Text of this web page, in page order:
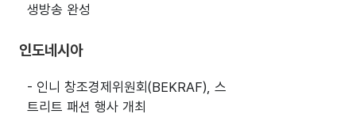
생방송 완성
인도네시아
- 인니 창조경제위원회(BEKRAF), 스
트리트 패션 행사 개최